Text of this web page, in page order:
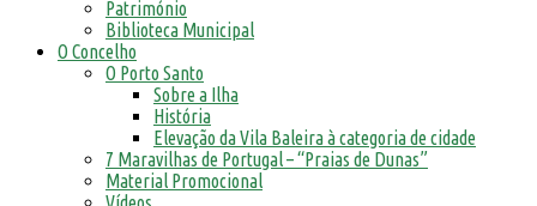
Património
Biblioteca Municipal
O Concelho
O Porto Santo
Sobre a Ilha
História
Elevação da Vila Baleira à categoria de cidade
7 Maravilhas de Portugal – “Praias de Dunas”
Material Promocional